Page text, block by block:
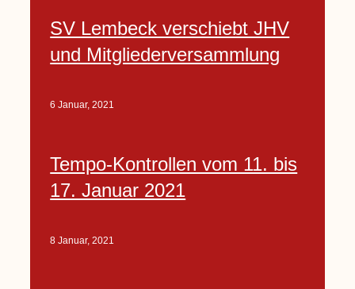
SV Lembeck verschiebt JHV
und Mitgliederversammlung
6 Januar, 2021
Tempo-Kontrollen vom 11. bis
17. Januar 2021
8 Januar, 2021